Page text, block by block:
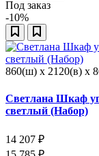
Под заказ
-10%
860(ш) x 2120(в) x
Светлана Шкаф
светлый (Набор)
14 207 ₽